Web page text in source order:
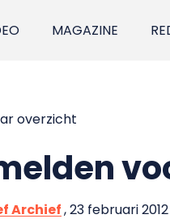
MAGAZINE
overzicht
Archief, 23 februari 2012